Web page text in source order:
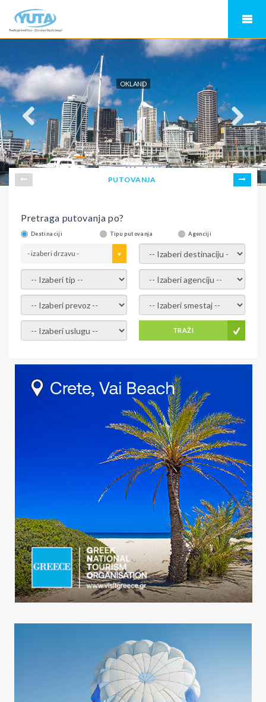
OKLAND
PUTOVANJA
Pretraga putovanja po?
Destinaciji Tipu putovanja Agenciji
- izaberi drzavu - - izaberi destinaciju -
- izaberi tip - - izaberi agenciju -
- izaberi prevoz - - Izaberite smestaj -
- Izaberite uslugu - TRAŽI